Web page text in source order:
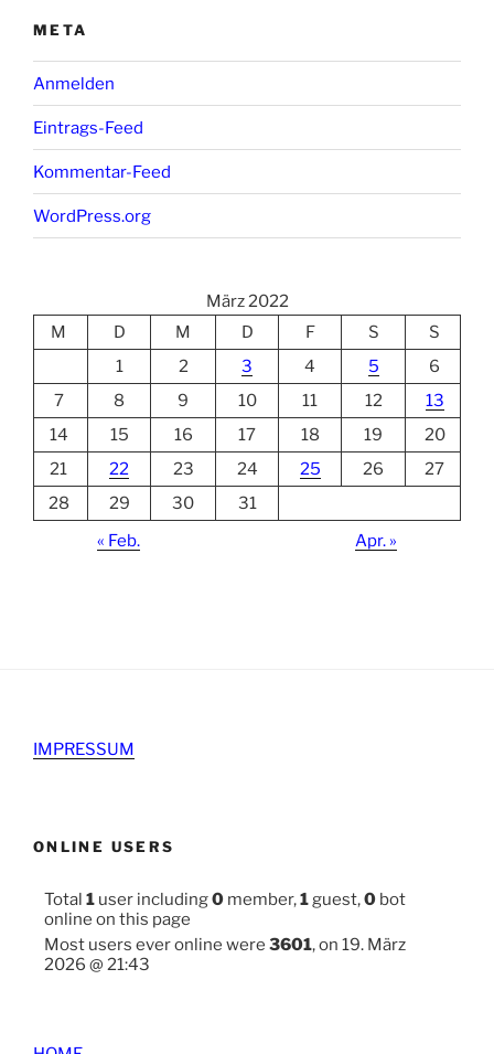
META
Anmelden
Eintrags-Feed
Kommentar-Feed
WordPress.org
März 2022
M
D M D F S
S
1
2 3 4 5
6
7
8 9 10 11 12
13
14
15 16 17 18 19
20
21
22 23 24 25 26
27
28
29 30
31
« Feb.
Apr. »
IMPRESSUM
ONLINE USERS
Total 1 user including0 member,1guest,0 bot
online on this page
Most users ever online were 3601, on 19. März
2026 @ 21:43